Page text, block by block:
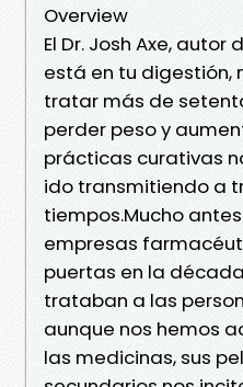
Overview
El Dr. Josh Axe,
está en tu digestión,
tratar más de
perder peso y
prácticas curativas
ido transmitiendo a
tiempos.Mucho
empresas
puertas en la
trataban a las
aunque nos hemos
las medicinas, sus